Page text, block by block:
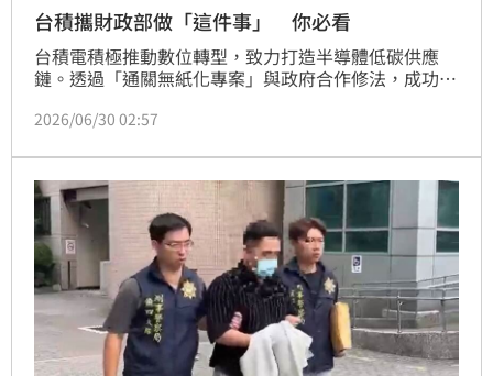
台積攜財政部做「這件事」 你必看
台積電積極推動數位轉型，致力打造半導體低碳供應
鏈。透過「通關無紙化專案」與政府合作修法，成功讓
1,700小時工時。此外，台積電導入電子物流指示器，
安全並預計年省1,800小時工時。台積電不僅提升物流
效能，更引領產業邁向永續發展，未來將持續開發行動
App，實現智慧化供應鏈管理。
2026/06/30 02:57